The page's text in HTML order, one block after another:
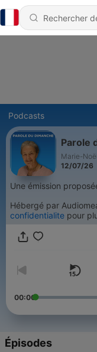
Podcasts
Parole
Marie-
12/07/26
Une émission
Hébergé par
confidentialite pour
00:00
Épisodes